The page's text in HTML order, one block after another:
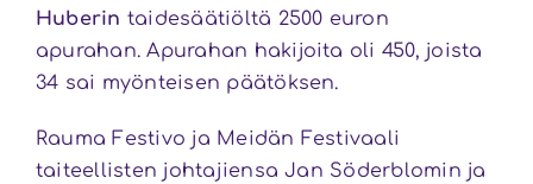
Huberin taidesäätiöltä 2500 euron
apurahan. Apurahan hakijoita oli 450, joista
34 sai myönteisen päätöksen.
Rauma Festivo ja Meidän Festivaali
taiteellisten johtajiensa Jan Söderblomin ja